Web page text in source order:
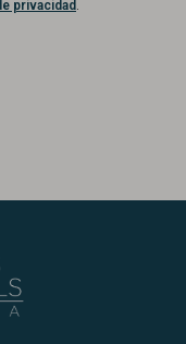
privacidad .